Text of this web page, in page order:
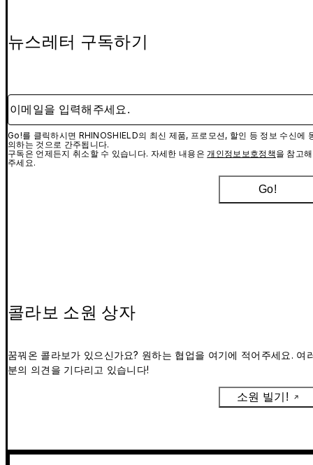
뉴스레터 구독하기
이메일을 입력해주세요.
Go!를 클릭하시면 RHINOSHIELD의 최신 제품, 프로모션, 할인 등 정보 수신에
의하는 것으로 간주됩니다.
구독은 언제든지 취소할 수 있습니다. 자세한 내용은개인정보보호정책을 참고해
주세요.
Go!
콜라보 소원 상자
꿈꿔온 콜라보가 있으신가요? 원하는 협업을 여기에 적어주세요. 여
분의 의견을 기다리고 있습니다!
소원 빌기!